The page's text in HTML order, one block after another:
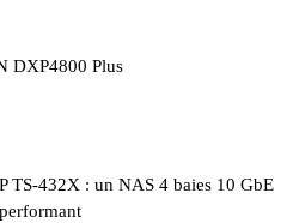
DXP4800 Plus
TS-432X : un NAS 4 baies 10 GbE